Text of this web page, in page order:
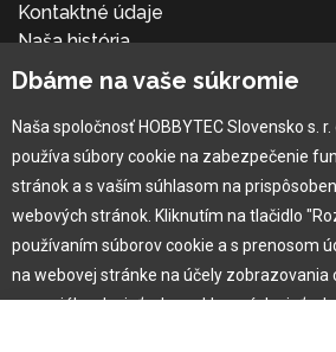
Kontaktné údaje
Naša história
Kariéra
Pre zákazníka
Garancia najlepšej ceny
Užívateľský manuál
Obchodné podmienky
Zákazník & partner
Dbáme na vaše súkromie
Naša spoločnosť HOBBYTEC Slovensko s. r.
používa súbory cookie na zabezpečenie
stránok a s vaším súhlasom na
webových stránok. Kliknutím na tlačidlo
používaním súborov cookie a s prenosom
na webovej stránke na účely zobrazovania
na sociálnych sieťach a reklamných